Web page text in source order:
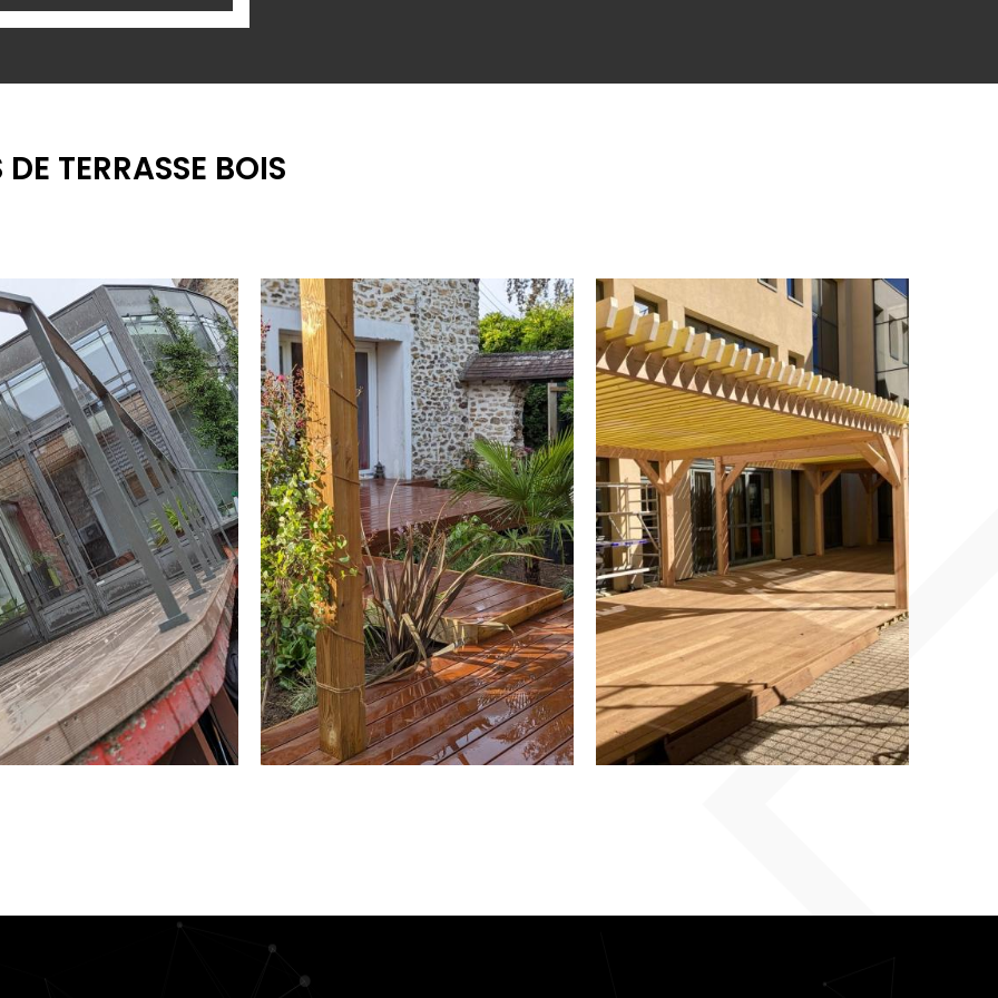
TERRASSE BOIS
EN
EXOTIQUE
MOSO
SEINE
MARNE 77
EN SAVOIR PLUS
CRÉATION DE
TERRASSE EN
BOIS
EMMERAINVILLE
77 SEINE ET
MARNE
EN SAVOIR PLUS
INSTALLATION
EXPERTISE
TERRASSE BOIS
À MEAUX,
SEINE-ET-
MARNE : VOTRE
ESPACE
EXTÉRIEUR
TRANSFORMÉ
EN SAVOIR PLUS